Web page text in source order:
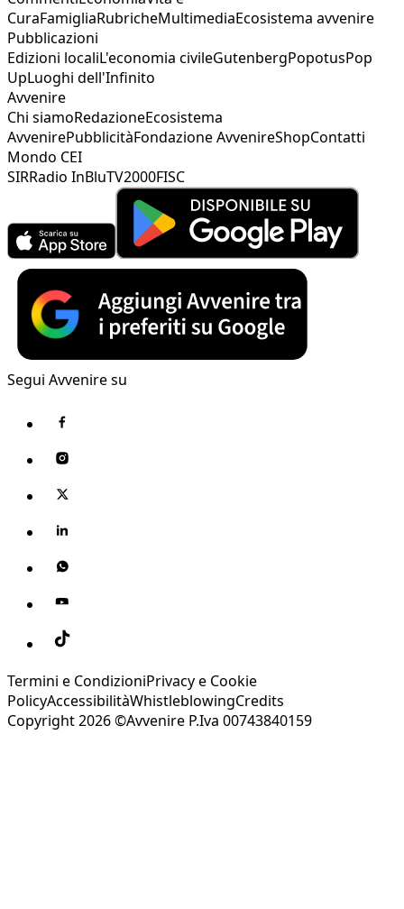
CuraFamigliaRubricheMultimediaEcosistema avvenire
Pubblicazioni
Edizioni localiL'economia civileGutenbergPopotusPop
UpLuoghi dell'Infinito
Avvenire
Chi siamoRedazioneEcosistema
AvvenirePubblicitàFondazione AvvenireShopContatti
Mondo CEI
SIRRadio InBluTV2000FISC
Segui Avvenire su
Termini e CondizioniPrivacy e Cookie
PolicyAccessibilitàWhistleblowingCredits
Copyright 2026 ©Avvenire P.Iva 00743840159